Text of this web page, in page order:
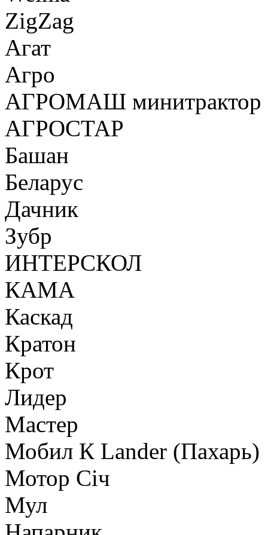
ZigZag
Агат
Агро
АГРОМАШ минитрактор
АГРОСТАР
Башан
Беларус
Дачник
Зубр
ИНТЕРСКОЛ
КАМА
Каскад
Кратон
Крот
Лидер
Мастер
Мобил К Lander (Пахарь)
Мотор Сiч
Мул